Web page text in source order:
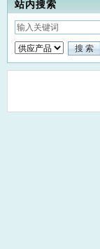
站内搜索